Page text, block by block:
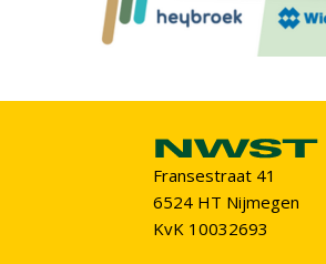
Fransestraat 41
6524 HT Nijmegen
KvK 10032693